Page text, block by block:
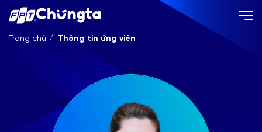
Trang chủ Thông tin ứng viên